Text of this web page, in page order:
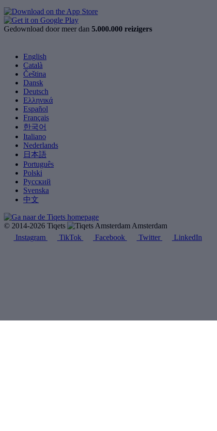
Gedownload door meer dan 5.000.000 reizigers
English
Català
Čeština
Dansk
Deutsch
Ελληνικά
Español
Français
한국어
Italiano
Nederlands
日本語
Português
Polski
Русский
Svenska
中文
© 2014-2026 Tiqets
Amsterdam
Instagram
TikTok Facebook Twitter LinkedIn